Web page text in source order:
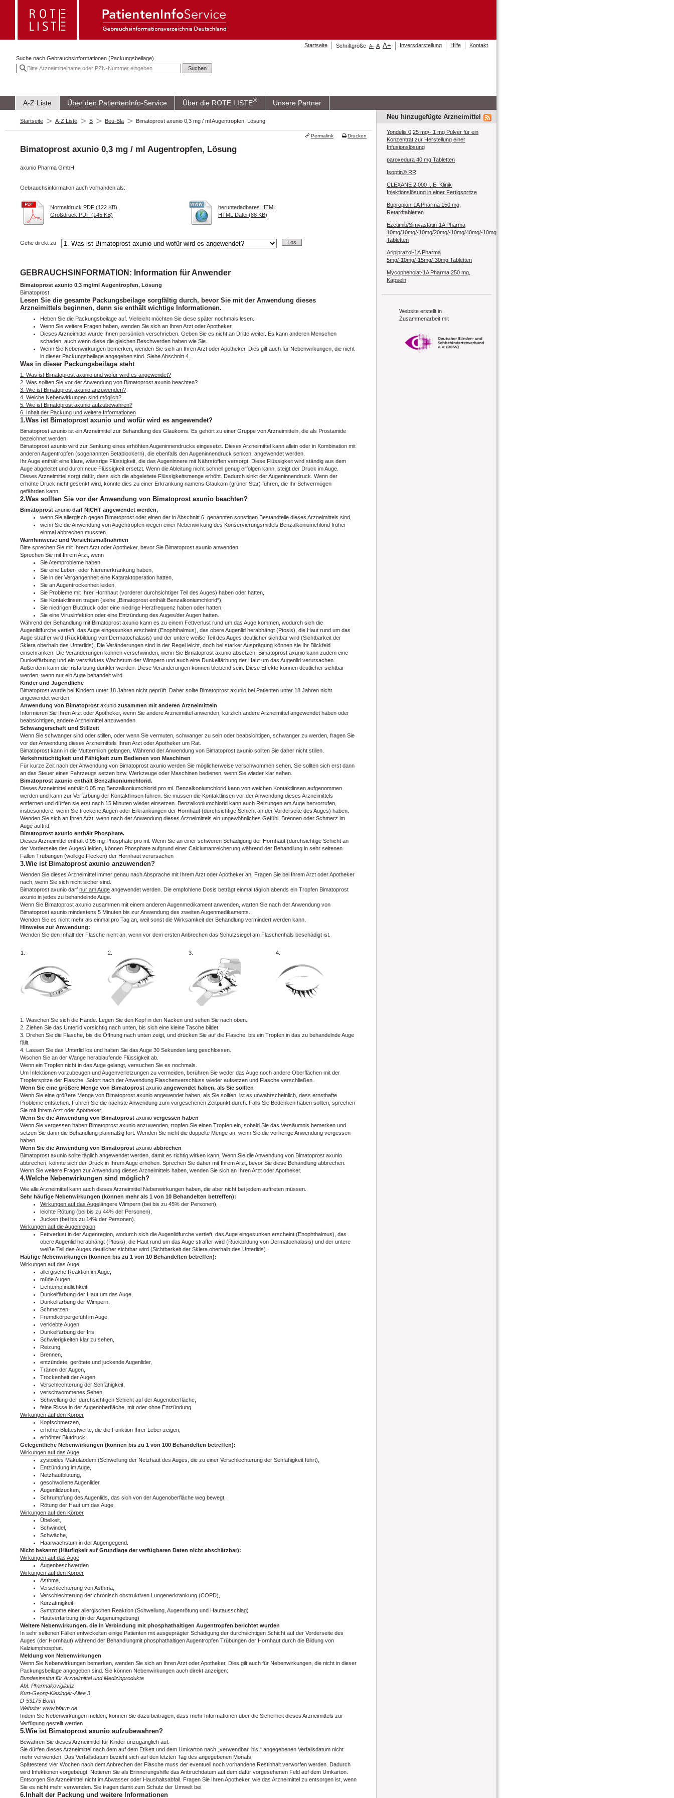
Suche nach Gebrauchsinformationen (Packungsbeilage)
A-Z Liste Über den PatientenInfo-Service Über die ROTE LISTE® Unsere Partner
Startseite Schriftgröße A- A A+ Inversdarstellung Hilfe Kontakt
Startseite A-Z Liste B Beu-Bla Bimatoprost axunio 0,3 mg / ml Augentropfen, Lösung
Bimatoprost axunio 0,3 mg / ml Augentropfen, Lösung
axunio Pharma GmbH
Gebrauchsinformation auch vorhanden als:
Normaldruck PDF (122 KB)
Großdruck PDF (145 KB)
herunterladbares HTML
HTML Datei (88 KB)
Gehe direkt zu
GEBRAUCHSINFORMATION: Information für Anwender
Bimatoprost axunio 0,3 mg/ml Augentropfen, Lösung
Bimatoprost
Lesen Sie die gesamte Packungsbeilage sorgfältig durch, bevor Sie mit der Anwendung dieses
Arzneimittels beginnen, denn sie enthält wichtige Informationen.
Heben Sie die Packungsbeilage auf. Vielleicht möchten Sie diese später nochmals lesen.
Wenn Sie weitere Fragen haben, wenden Sie sich an Ihren Arzt oder Apotheker.
Dieses Arzneimittel wurde Ihnen persönlich verschrieben. Geben Sie es nicht an Dritte weiter. Es kann anderen Menschen
schaden, auch wenn diese die gleichen Beschwerden haben wie Sie.
Wenn Sie Nebenwirkungen bemerken, wenden Sie sich an Ihren Arzt oder Apotheker. Dies gilt auch für Nebenwirkungen, die nicht
in dieser Packungsbeilage angegeben sind. Siehe Abschnitt 4.
Was in dieser Packungsbeilage steht
1. Was ist Bimatoprost axunio und wofür wird es angewendet?
2. Was sollten Sie vor der Anwendung von Bimatoprost axunio beachten?
3. Wie ist Bimatoprost axunio anzuwenden?
4. Welche Nebenwirkungen sind möglich?
5. Wie ist Bimatoprost axunio aufzubewahren?
6. Inhalt der Packung und weitere Informationen
1.Was ist Bimatoprost axunio und wofür wird es angewendet?
Bimatoprost axunio ist ein Arzneimittel zur Behandlung des Glaukoms. Es gehört zu einer Gruppe von Arzneimitteln, die als Prostamide
bezeichnet werden.
Bimatoprost axunio wird zur Senkung eines erhöhten Augeninnendrucks eingesetzt. Dieses Arzneimittel kann allein oder in Kombination mit
anderen Augentropfen (sogenannten Betablockern), die ebenfalls den Augeninnendruck senken, angewendet werden.
Ihr Auge enthält eine klare, wässrige Flüssigkeit, die das Augeninnere mit Nährstoffen versorgt. Diese Flüssigkeit wird ständig aus dem
Auge abgeleitet und durch neue Flüssigkeit ersetzt. Wenn die Ableitung nicht schnell genug erfolgen kann, steigt der Druck im Auge.
Dieses Arzneimittel sorgt dafür, dass sich die abgeleitete Flüssigkeitsmenge erhöht. Dadurch sinkt der Augeninnendruck. Wenn der
erhöhte Druck nicht gesenkt wird, könnte dies zu einer Erkrankung namens Glaukom (grüner Star) führen, die Ihr Sehvermögen
gefährden kann.
2.Was sollten Sie vor der Anwendung von Bimatoprost axunio beachten?
Bimatoprost axunio darf NICHT angewendet werden,
wenn Sie allergisch gegen Bimatoprost oder einen der in Abschnitt 6. genannten sonstigen Bestandteile dieses Arzneimittels sind,
wenn Sie die Anwendung von Augentropfen wegen einer Nebenwirkung des Konservierungsmittels Benzalkoniumchlorid früher
einmal abbrechen mussten.
Warnhinweise und Vorsichtsmaßnahmen
Bitte sprechen Sie mit Ihrem Arzt oder Apotheker, bevor Sie Bimatoprost axunio anwenden.
Sprechen Sie mit Ihrem Arzt, wenn
Sie Atemprobleme haben,
Sie eine Leber- oder Nierenerkrankung haben,
Sie in der Vergangenheit eine Kataraktoperation hatten,
Sie an Augentrockenheit leiden,
Sie Probleme mit Ihrer Hornhaut (vorderer durchsichtiger Teil des Auges) haben oder hatten,
Sie Kontaktlinsen tragen (siehe „Bimatoprost enthält Benzalkoniumchlorid“),
Sie niedrigen Blutdruck oder eine niedrige Herzfrequenz haben oder hatten,
Sie eine Virusinfektion oder eine Entzündung des Auges/der Augen hatten.
Während der Behandlung mit Bimatoprost axunio kann es zu einem Fettverlust rund um das Auge kommen, wodurch sich die
Augenlidfurche vertieft, das Auge eingesunken erscheint (Enophthalmus), das obere Augenlid herabhängt (Ptosis), die Haut rund um das
Auge straffer wird (Rückbildung von Dermatochalasis) und der untere weiße Teil des Auges deutlicher sichtbar wird (Sichtbarkeit der
Sklera oberhalb des Unterlids). Die Veränderungen sind in der Regel leicht, doch bei starker Ausprägung können sie Ihr Blickfeld
einschränken. Die Veränderungen können verschwinden, wenn Sie Bimatoprost axunio absetzen. Bimatoprost axunio kann zudem eine
Dunkelfärbung und ein verstärktes Wachstum der Wimpern und auch eine Dunkelfärbung der Haut um das Augenlid verursachen.
Außerdem kann die Irisfärbung dunkler werden. Diese Veränderungen können bleibend sein. Diese Effekte können deutlicher sichtbar
werden, wenn nur ein Auge behandelt wird.
Kinder und Jugendliche
Bimatoprost wurde bei Kindern unter 18 Jahren nicht geprüft. Daher sollte Bimatoprost axunio bei Patienten unter 18 Jahren nicht
angewendet werden.
Anwendung von Bimatoprost axunio zusammen mit anderen Arzneimitteln
Informieren Sie Ihren Arzt oder Apotheker, wenn Sie andere Arzneimittel anwenden, kürzlich andere Arzneimittel angewendet haben oder
beabsichtigen, andere Arzneimittel anzuwenden.
Schwangerschaft und Stillzeit
Wenn Sie schwanger sind oder stillen, oder wenn Sie vermuten, schwanger zu sein oder beabsichtigen, schwanger zu werden, fragen Sie
vor der Anwendung dieses Arzneimittels Ihren Arzt oder Apotheker um Rat.
Bimatoprost kann in die Muttermilch gelangen. Während der Anwendung von Bimatoprost axunio sollten Sie daher nicht stillen.
Verkehrstüchtigkeit und Fähigkeit zum Bedienen von Maschinen
Für kurze Zeit nach der Anwendung von Bimatoprost axunio werden Sie möglicherweise verschwommen sehen. Sie sollten sich erst dann
an das Steuer eines Fahrzeugs setzen bzw. Werkzeuge oder Maschinen bedienen, wenn Sie wieder klar sehen.
Bimatoprost axunio enthält Benzalkoniumchlorid.
Dieses Arzneimittel enthält 0,05 mg Benzalkoniumchlorid pro ml. Benzalkoniumchlorid kann von weichen Kontaktlinsen aufgenommen
werden und kann zur Verfärbung der Kontaktlinsen führen. Sie müssen die Kontaktlinsen vor der Anwendung dieses Arzneimittels
entfernen und dürfen sie erst nach 15 Minuten wieder einsetzen. Benzalkoniumchlorid kann auch Reizungen am Auge hervorrufen,
insbesondere, wenn Sie trockene Augen oder Erkrankungen der Hornhaut (durchsichtige Schicht an der Vorderseite des Auges) haben.
Wenden Sie sich an Ihren Arzt, wenn nach der Anwendung dieses Arzneimittels ein ungewöhnliches Gefühl, Brennen oder Schmerz im
Auge auftritt.
Bimatoprost axunio enthält Phosphate.
Dieses Arzneimittel enthält 0,95 mg Phosphate pro ml. Wenn Sie an einer schweren Schädigung der Hornhaut (durchsichtige Schicht an
der Vorderseite des Auges) leiden, können Phosphate aufgrund einer Calciumanreicherung während der Behandlung in sehr seltenen
Fällen Trübungen (wolkige Flecken) der Hornhaut verursachen
3.Wie ist Bimatoprost axunio anzuwenden?
Wenden Sie dieses Arzneimittel immer genau nach Absprache mit Ihrem Arzt oder Apotheker an. Fragen Sie bei Ihrem Arzt oder Apotheker
nach, wenn Sie sich nicht sicher sind.
Bimatoprost axunio darf nur am Auge angewendet werden. Die empfohlene Dosis beträgt einmal täglich abends ein Tropfen Bimatoprost
axunio in jedes zu behandelnde Auge.
Wenn Sie Bimatoprost axunio zusammen mit einem anderen Augenmedikament anwenden, warten Sie nach der Anwendung von
Bimatoprost axunio mindestens 5 Minuten bis zur Anwendung des zweiten Augenmedikaments.
Wenden Sie es nicht mehr als einmal pro Tag an, weil sonst die Wirksamkeit der Behandlung vermindert werden kann.
Hinweise zur Anwendung:
Wenden Sie den Inhalt der Flasche nicht an, wenn vor dem ersten Anbrechen das Schutzsiegel am Flaschenhals beschädigt ist.
1. 2. 3. 4.
1. Waschen Sie sich die Hände. Legen Sie den Kopf in den Nacken und sehen Sie nach oben.
2. Ziehen Sie das Unterlid vorsichtig nach unten, bis sich eine kleine Tasche bildet.
3. Drehen Sie die Flasche, bis die Öffnung nach unten zeigt, und drücken Sie auf die Flasche, bis ein Tropfen in das zu behandelnde Auge
fällt.
4. Lassen Sie das Unterlid los und halten Sie das Auge 30 Sekunden lang geschlossen.
Wischen Sie an der Wange herablaufende Flüssigkeit ab.
Wenn ein Tropfen nicht in das Auge gelangt, versuchen Sie es nochmals.
Um Infektionen vorzubeugen und Augenverletzungen zu vermeiden, berühren Sie weder das Auge noch andere Oberflächen mit der
Tropferspitze der Flasche. Sofort nach der Anwendung Flaschenverschluss wieder aufsetzen und Flasche verschließen.
Wenn Sie eine größere Menge von Bimatoprost axunio angewendet haben, als Sie sollten
Wenn Sie eine größere Menge von Bimatoprost axunio angewendet haben, als Sie sollten, ist es unwahrscheinlich, dass ernsthafte
Probleme entstehen. Führen Sie die nächste Anwendung zum vorgesehenen Zeitpunkt durch. Falls Sie Bedenken haben sollten, sprechen
Sie mit Ihrem Arzt oder Apotheker.
Wenn Sie die Anwendung von Bimatoprost axunio vergessen haben
Wenn Sie vergessen haben Bimatoprost axunio anzuwenden, tropfen Sie einen Tropfen ein, sobald Sie das Versäumnis bemerken und
setzen Sie dann die Behandlung planmäßig fort. Wenden Sie nicht die doppelte Menge an, wenn Sie die vorherige Anwendung vergessen
haben.
Wenn Sie die Anwendung von Bimatoprost axunio abbrechen
Bimatoprost axunio sollte täglich angewendet werden, damit es richtig wirken kann. Wenn Sie die Anwendung von Bimatoprost axunio
abbrechen, könnte sich der Druck in Ihrem Auge erhöhen. Sprechen Sie daher mit Ihrem Arzt, bevor Sie diese Behandlung abbrechen.
Wenn Sie weitere Fragen zur Anwendung dieses Arzneimittels haben, wenden Sie sich an Ihren Arzt oder Apotheker.
4.Welche Nebenwirkungen sind möglich?
Wie alle Arzneimittel kann auch dieses Arzneimittel Nebenwirkungen haben, die aber nicht bei jedem auftreten müssen.
Sehr häufige Nebenwirkungen (können mehr als 1 von 10 Behandelten betreffen):
Wirkungen auf das Augelängere Wimpern (bei bis zu 45% der Personen),
leichte Rötung (bei bis zu 44% der Personen),
Jucken (bei bis zu 14% der Personen).
Wirkungen auf die Augenregion
Fettverlust in der Augenregion, wodurch sich die Augenlidfurche vertieft, das Auge eingesunken erscheint (Enophthalmus), das
obere Augenlid herabhängt (Ptosis), die Haut rund um das Auge straffer wird (Rückbildung von Dermatochalasis) und der untere
weiße Teil des Auges deutlicher sichtbar wird (Sichtbarkeit der Sklera oberhalb des Unterlids).
Häufige Nebenwirkungen (können bis zu 1 von 10 Behandelten betreffen):
Wirkungen auf das Auge
allergische Reaktion im Auge,
müde Augen,
Lichtempfindlichkeit,
Dunkelfärbung der Haut um das Auge,
Dunkelfärbung der Wimpern,
Schmerzen,
Fremdkörpergefühl im Auge,
verklebte Augen,
Dunkelfärbung der Iris,
Schwierigkeiten klar zu sehen,
Reizung,
Brennen,
entzündete, gerötete und juckende Augenlider,
Tränen der Augen,
Trockenheit der Augen,
Verschlechterung der Sehfähigkeit,
verschwommenes Sehen,
Schwellung der durchsichtigen Schicht auf der Augenoberfläche,
feine Risse in der Augenoberfläche, mit oder ohne Entzündung.
Wirkungen auf den Körper
Kopfschmerzen,
erhöhte Bluttestwerte, die die Funktion Ihrer Leber zeigen,
erhöhter Blutdruck.
Gelegentliche Nebenwirkungen (können bis zu 1 von 100 Behandelten betreffen):
Wirkungen auf das Auge
zystoides Makulaödem (Schwellung der Netzhaut des Auges, die zu einer Verschlechterung der Sehfähigkeit führt),
Entzündung im Auge,
Netzhautblutung,
geschwollene Augenlider,
Augenlidzucken,
Schrumpfung des Augenlids, das sich von der Augenoberfläche weg bewegt,
Rötung der Haut um das Auge.
Wirkungen auf den Körper
Übelkeit,
Schwindel,
Schwäche,
Haarwachstum in der Augengegend.
Nicht bekannt (Häufigkeit auf Grundlage der verfügbaren Daten nicht abschätzbar):
Wirkungen auf das Auge
Augenbeschwerden
Wirkungen auf den Körper
Asthma,
Verschlechterung von Asthma,
Verschlechterung der chronisch obstruktiven Lungenerkrankung (COPD),
Kurzatmigkeit,
Symptome einer allergischen Reaktion (Schwellung, Augenrötung und Hautausschlag)
Hautverfärbung (in der Augenumgebung)
Weitere Nebenwirkungen, die in Verbindung mit phosphathaltigen Augentropfen berichtet wurden
In sehr seltenen Fällen entwickelten einige Patienten mit ausgeprägter Schädigung der durchsichtigen Schicht auf der Vorderseite des
Auges (der Hornhaut) während der Behandlungmit phosphathaltigen Augentropfen Trübungen der Hornhaut durch die Bildung von
Kalziumphosphat.
Meldung von Nebenwirkungen
Wenn Sie Nebenwirkungen bemerken, wenden Sie sich an Ihren Arzt oder Apotheker. Dies gilt auch für Nebenwirkungen, die nicht in dieser
Packungsbeilage angegeben sind. Sie können Nebenwirkungen auch direkt anzeigen:
Bundesinstitut für Arzneimittel und Medizinprodukte
Abt. Pharmakovigilanz
Kurt-Georg-Kiesinger-Allee 3
D-53175 Bonn
Website: www.bfarm.de
Indem Sie Nebenwirkungen melden, können Sie dazu beitragen, dass mehr Informationen über die Sicherheit dieses Arzneimittels zur
Verfügung gestellt werden.
5.Wie ist Bimatoprost axunio aufzubewahren?
Bewahren Sie dieses Arzneimittel für Kinder unzugänglich auf.
Sie dürfen dieses Arzneimittel nach dem auf dem Etikett und dem Umkarton nach „verwendbar. bis:“ angegebenen Verfallsdatum nicht
mehr verwenden. Das Verfallsdatum bezieht sich auf den letzten Tag des angegebenen Monats.
Spätestens vier Wochen nach dem Anbrechen der Flasche muss der eventuell noch vorhandene Restinhalt verworfen werden. Dadurch
wird Infektionen vorgebeugt. Notieren Sie als Erinnerungshilfe das Anbruchdatum auf dem dafür vorgesehenen Feld auf dem Umkarton.
Entsorgen Sie Arzneimittel nicht im Abwasser oder Haushaltsabfall. Fragen Sie Ihren Apotheker, wie das Arzneimittel zu entsorgen ist, wenn
Sie es nicht mehr verwenden. Sie tragen damit zum Schutz der Umwelt bei.
6.Inhalt der Packung und weitere Informationen
Permalink Drucken
Neu hinzugefügte Arzneimittel
Yondelis 0,25 mg/- 1 mg Pulver für ein
Konzentrat zur Herstellung einer
Infusionslösung
paroxedura 40 mg Tabletten
Isoptin® RR
CLEXANE 2.000 I. E. Klinik
Injektionslösung in einer Fertigspritze
Bupropion-1A Pharma 150 mg,
Retardtabletten
Ezetimib/Simvastatin-1A Pharma
10mg/10mg/-10mg/20mg/-10mg/40mg/-10mg/80mg
Tabletten
Aripiprazol-1A Pharma
5mg/-10mg/-15mg/-30mg Tabletten
Mycophenolat-1A Pharma 250 mg,
Kapseln
Website erstellt in
Zusammenarbeit mit